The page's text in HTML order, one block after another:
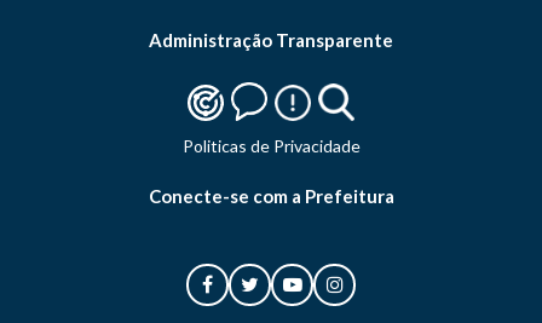
Administração Transparente
Politicas de Privacidade
Conecte-se com a Prefeitura